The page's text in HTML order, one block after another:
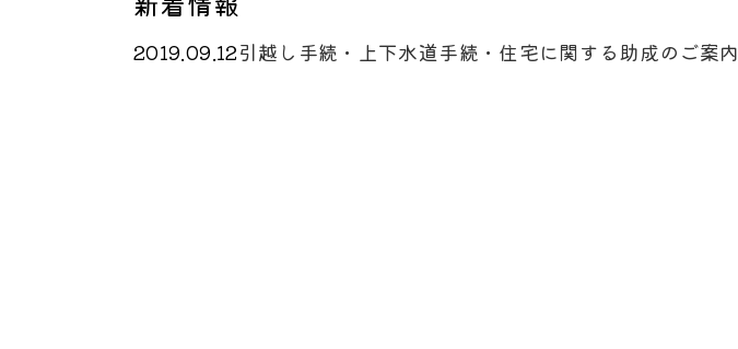
2019.09.12引越し手続・上下水道手続・住宅に関する助成のご案内